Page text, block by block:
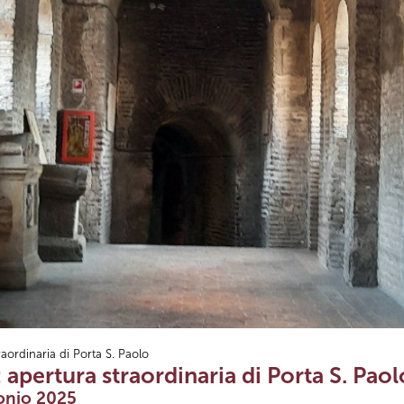
di Porta S. Paolo
straordinaria di Porta S.
2025